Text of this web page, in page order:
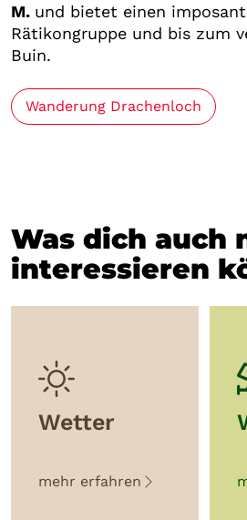
M. und bietet einen
Rätikongruppe und bis zum
Buin.
Wanderung Drachenloch
Was dich auch
interessieren
Wetter
mehr erfahren